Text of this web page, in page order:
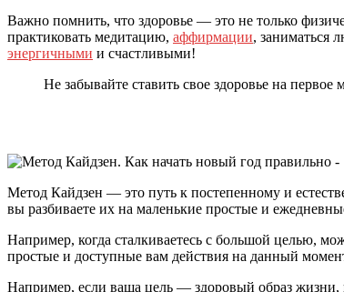
Важно помнить, что здоровье — это не только
практиковать медитацию, аффирмации, заниматься
энергичными и счастливыми!
Не забывайте ставить свое здоровье на первое
Метод Кайдзен — это путь к постепенному и
вы разбиваете их на маленькие простые и
Например, когда сталкиваетесь с большой целью,
простые и доступные вам действия на данный
Например, если ваша цель — здоровый образ жизни,